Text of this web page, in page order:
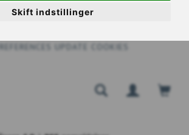
Skift indstillinger
UPDATE COOKIES